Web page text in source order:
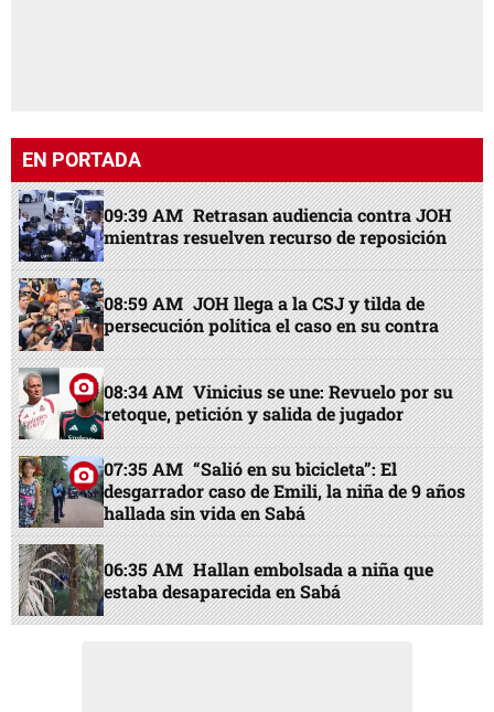
EN PORTADA
09:39 AM Retrasan audiencia contra JOH
mientras resuelven recurso de reposición
08:59 AM JOH llega a la CSJ y tilda de
persecución política el caso en su contra
08:34 AM Vinicius se une: Revuelo por su
retoque, petición y salida de jugador
07:35 AM “Salió en su bicicleta”: El
desgarrador caso de Emili, la niña de 9 años
hallada sin vida en Sabá
06:35 AM Hallan embolsada a niña que
estaba desaparecida en Sabá